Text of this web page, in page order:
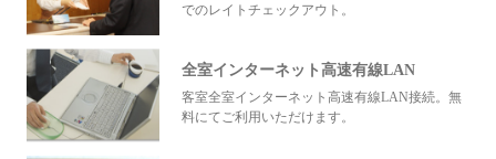
でのレイトチェックアウト。
全室インターネット高速有線LAN
客室全室インターネット高速有線LAN接続。無
料にてご利用いただけます。